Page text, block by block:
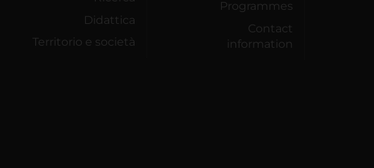
Didattica
Territorio e società
Programmes
Contact
information